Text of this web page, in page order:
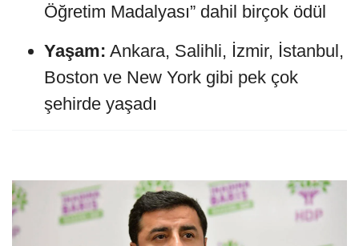
Öğretim Madalyası” dahil birçok ödül
Yaşam: Ankara, Salihli, İzmir, İstanbul,
Boston ve New York gibi pek çok
şehirde yaşadı